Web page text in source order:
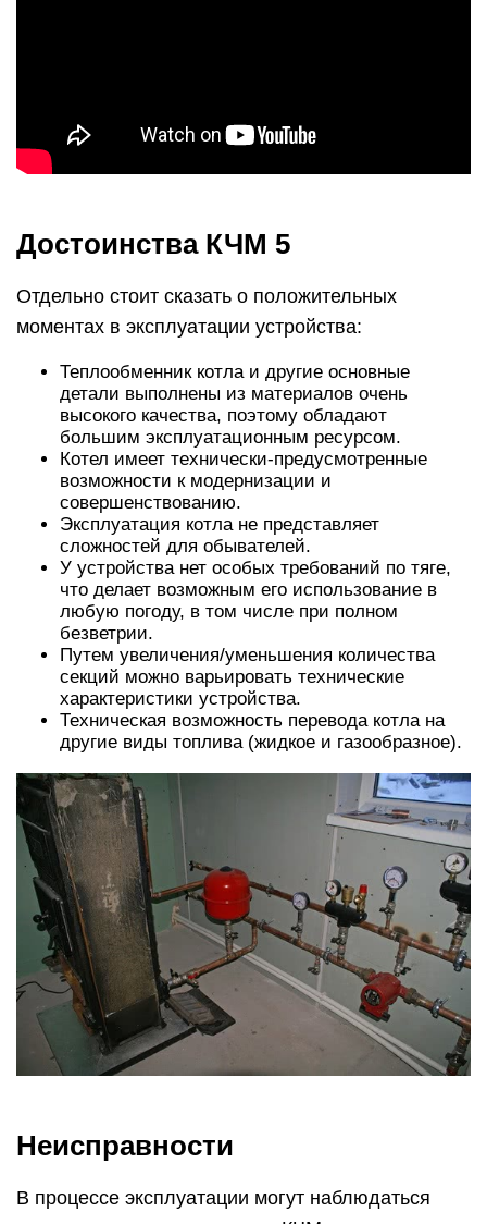
Достоинства КЧМ 5
Отдельно стоит сказать о положительных
моментах в эксплуатации устройства:
Теплообменник котла и другие основные
детали выполнены из материалов очень
высокого качества, поэтому обладают
большим эксплуатационным ресурсом.
Котел имеет технически-предусмотренные
возможности к модернизации и
совершенствованию.
Эксплуатация котла не представляет
сложностей для обывателей.
У устройства нет особых требований по тяге,
что делает возможным его использование в
любую погоду, в том числе при полном
безветрии.
Путем увеличения/уменьшения количества
секций можно варьировать технические
характеристики устройства.
Техническая возможность перевода котла на
другие виды топлива (жидкое и газообразное).
Неисправности
В процессе эксплуатации могут наблюдаться